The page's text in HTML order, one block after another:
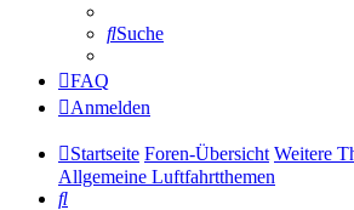
Suche
FAQ
Anmelden
Startseite Foren-Übersicht Weitere
Allgemeine Luftfahrtthemen
Suche